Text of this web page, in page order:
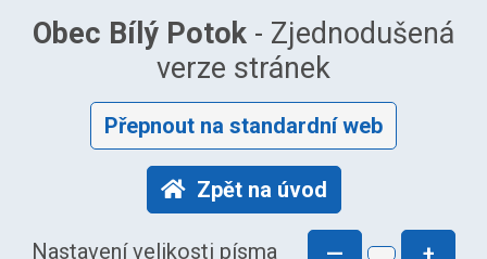
Obec Bílý Potok - Zjednodušená
verze stránek
Přepnout na standardní web
Zpět na úvod
Nastavení velikosti písma — +